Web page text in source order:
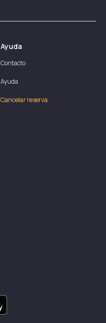
Ayuda
Contacto
Ayuda
Cancelar reserva